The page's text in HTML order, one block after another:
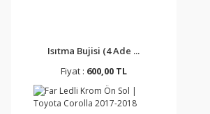
Isıtma Bujisi (4 Ade ...
Fiyat : 600,00 TL